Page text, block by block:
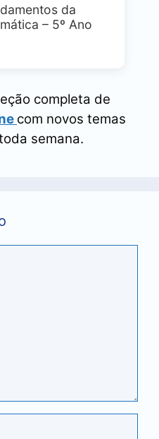
da
– 5º Ano
completa de
com novos temas
semana.